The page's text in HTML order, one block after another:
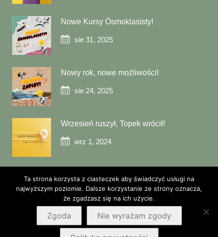
Nowe Kursy Ósmoklasisty!
sie 31, 2025
Nowy rok, nowe możliwości!
sie 24, 2025
Wrzesień ruszył, Topek wrócił!
wrz 1, 2024
© 2025 Little Top
Ta strona korzysta z ciasteczek aby świadczyć usługi na
najwyższym poziomie. Dalsze korzystanie ze strony oznacza,
że zgadzasz się na ich użycie.
Zgoda Nie wyrażam zgody